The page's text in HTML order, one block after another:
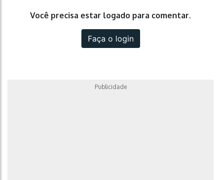
Você precisa estar logado para comentar.
Faça o login
Publicidade